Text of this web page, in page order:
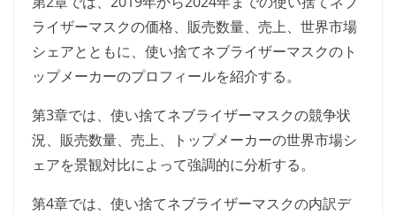
ライザーマスクの価格、販売数量、売上、世界市場
シェアとともに、使い捨てネブライザーマスクのト
ップメーカーのプロフィールを紹介する。
第3章では、使い捨てネブライザーマスクの競争状
況、販売数量、売上、トップメーカーの世界市場シ
ェアを景観対比によって強調的に分析する。
第4章では、使い捨てネブライザーマスクの内訳デ